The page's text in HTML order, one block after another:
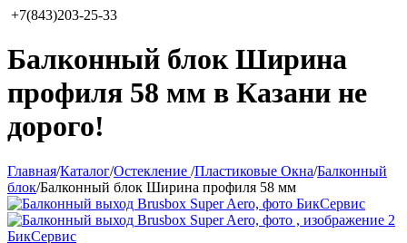
+7(843)203-25-33
Балконный блок Ширина
профиля 58 мм в Казани не
дорого!
Главная/Каталог/Остекление /Пластиковые Окна/Балконный
блок/Балконный блок Ширина профиля 58 мм